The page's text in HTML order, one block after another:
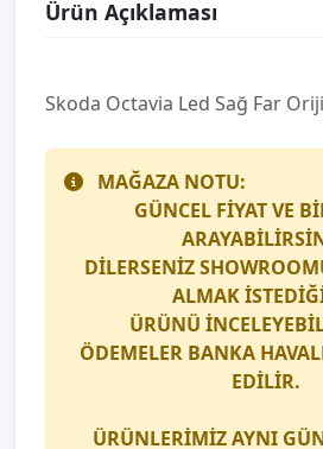
Ürün Açıklaması
Skoda Octavia Led Sağ Far
MAĞAZA NOTU:
GÜNCEL FİYAT VE
DİLERSENİZ
ALMAK
ÜRÜNÜ
ÖDEMELER BANKA
EDİLİR.
ÜRÜNLERİMİZ AYNI